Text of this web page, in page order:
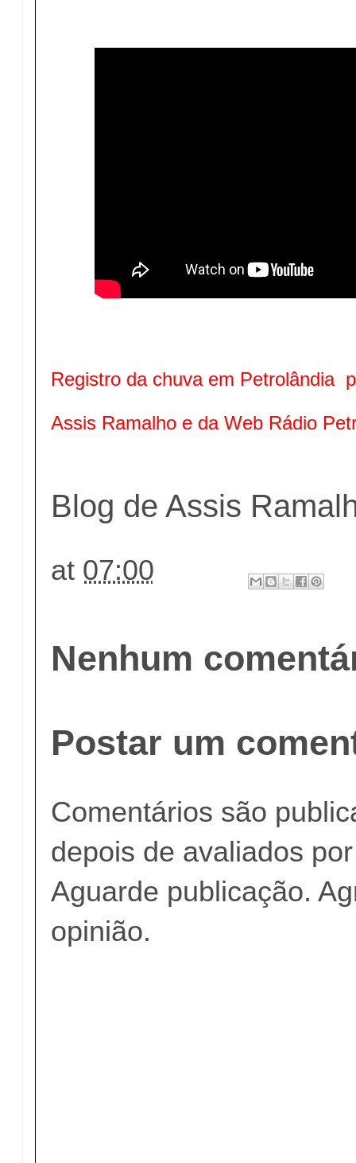
Registro da chuva em Petrolândia
Assis Ramalho e da Web Rádio
Blog de Assis
at 07:00
Nenhum
Postar um
Comentários são
depois de avaliados
Aguarde publicação.
opinião.